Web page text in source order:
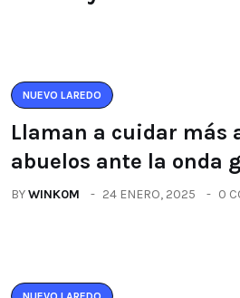
NUEVO LAREDO
Llaman a cuidar más
abuelos ante la onda
BYWINK0M 24 ENERO, 2025 0